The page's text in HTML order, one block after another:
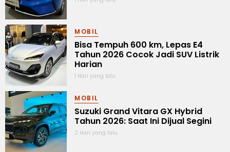
MOBIL
Bisa Tempuh 600 km, Lepas E4
Tahun 2026 Cocok Jadi SUV Listrik
Harian
1 Hari yang lalu
MOBIL
Suzuki Grand Vitara GX Hybrid
Tahun 2026: Saat Ini Dijual Segini
2 Hari yang lalu